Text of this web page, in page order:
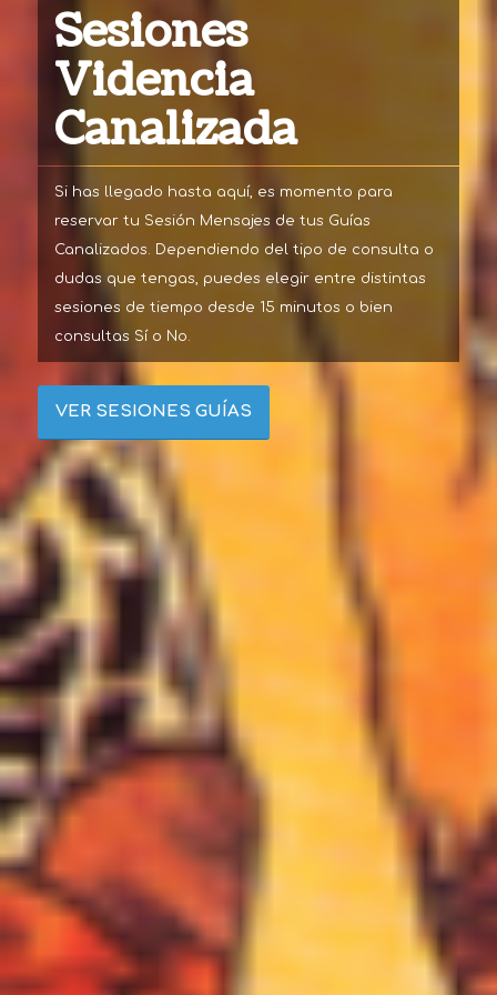
Sesiones
Videncia
Canalizada
Si has llegado hasta aquí, es momento para
reservar tu Sesión Mensajes de tus Guías
Canalizados. Dependiendo del tipo de consulta o
dudas que tengas, puedes elegir entre distintas
sesiones de tiempo desde 15 minutos o bien
consultas Sí o No.
VER SESIONES GUÍAS